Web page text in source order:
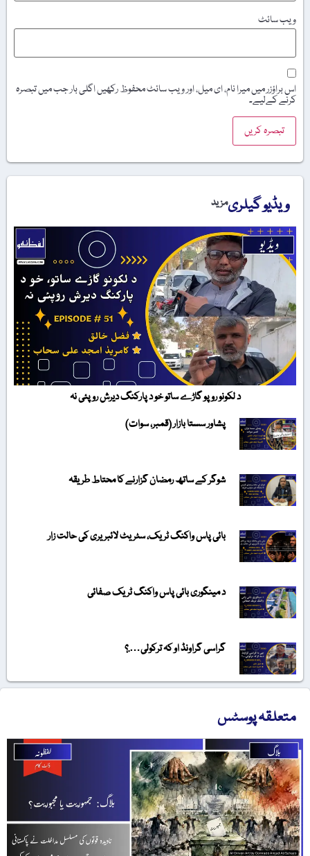
ویب‌ سائٹ
اس براؤزر میں میرا نام، ای میل، اور ویب سائٹ محفوظ رکھیں اگلی بار جب میں تبصرہ
کرنے کےلیے۔
ویڈیو گیلریمزید
د لکونو روپو گاڑے ساتو خو د پارکنگ دیرش روپئی نہ
پشاور سستا بازار (قمبر، سوات)
شوگر کے ساتھ رمضان گزارنے کا محتاط طریقہ
بائی پاس واکنگ ٹریک، سٹریٹ لائبریری کی حالت زار
د مینگوری بائی پاس واکنگ ٹریک صفائی
گراسی گراونڈ او کہ ترکولی….؟
متعلقہ پوسٹس